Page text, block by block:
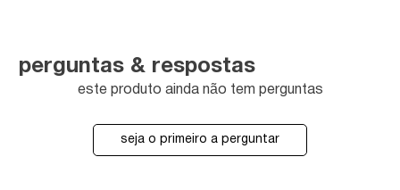
perguntas & respostas
este produto ainda não tem perguntas
seja o primeiro a perguntar